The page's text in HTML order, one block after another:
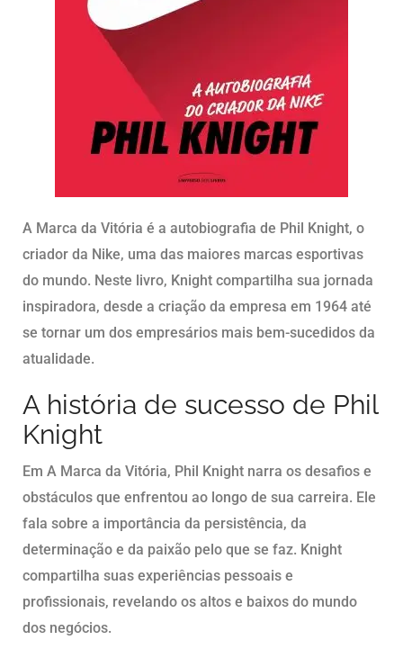
A Marca da Vitória é a autobiografia de Phil Knight, o
criador da Nike, uma das maiores marcas esportivas
do mundo. Neste livro, Knight compartilha sua jornada
inspiradora, desde a criação da empresa em 1964 até
se tornar um dos empresários mais bem-sucedidos da
atualidade.
A história de sucesso de Phil
Knight
Em A Marca da Vitória, Phil Knight narra os desafios e
obstáculos que enfrentou ao longo de sua carreira. Ele
fala sobre a importância da persistência, da
determinação e da paixão pelo que se faz. Knight
compartilha suas experiências pessoais e
profissionais, revelando os altos e baixos do mundo
dos negócios.